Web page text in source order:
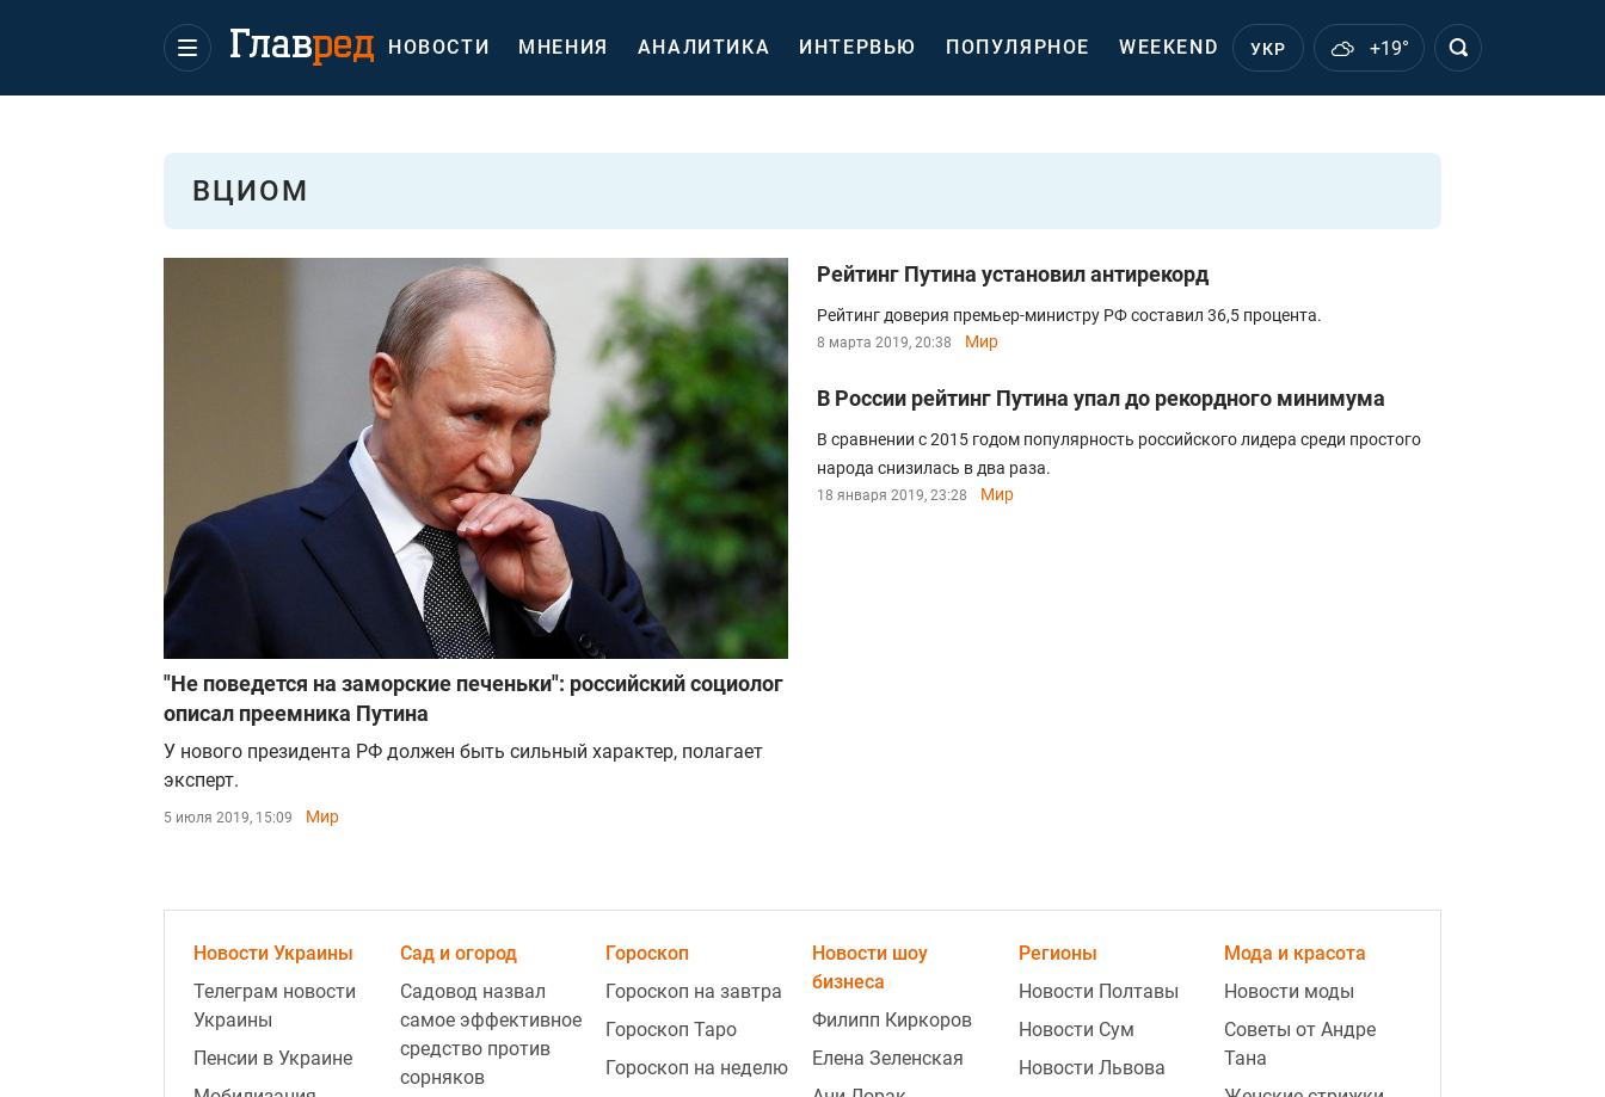
НОВОСТИ МНЕНИЯ АНАЛИТИКА ИНТЕРВЬЮ ПОПУЛЯРНОЕ WEEKEND УКР +19°
ВЦИОМ
"Не поведется на заморские печеньки": российский социолог
описал преемника Путина
У нового президента РФ должен быть сильный характер, полагает
эксперт.
5 июля 2019, 15:09 Мир
Рейтинг Путина установил антирекорд
Рейтинг доверия премьер-министру РФ составил 36,5 процента.
8 марта 2019, 20:38 Мир
В России рейтинг Путина упал до рекордного минимума
В сравнении с 2015 годом популярность российского лидера среди простого
народа снизилась в два раза.
18 января 2019, 23:28 Мир
Новости Украины
Телеграм новости
Украины
Пенсии в Украине
Сад и огород
Садовод назвал
самое эффективное
средство против
сорняков
Гороскоп
Гороскоп на завтра
Гороскоп Таро
Гороскоп на неделю
Новости шоу
бизнеса
Филипп Киркоров
Елена Зеленская
Регионы
Новости Полтавы
Новости Сум
Новости Львова
Мода и красота
Новости моды
Советы от Андре
Тана